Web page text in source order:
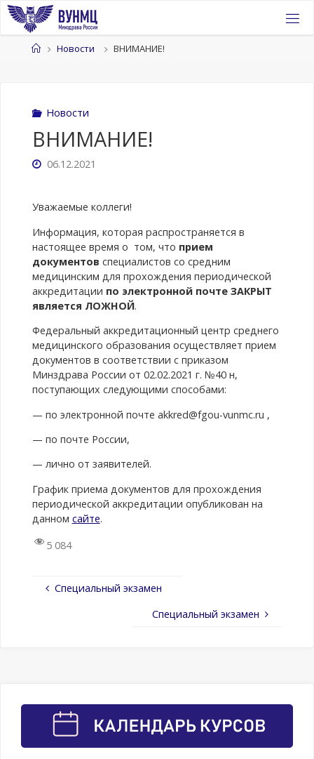
Перейти
содержимому
ГлавнаяНовости ВНИМАНИЕ!
Новости
ВНИМАНИЕ!
06.12.2021
Уважаемые коллеги!
Информация, которая распространяется в
настоящее время о том, что прием
документов специалистов со средним
медицинским для прохождения периодической
аккредитации по электронной почте ЗАКРЫТ
является ЛОЖНОЙ.
Федеральный аккредитационный центр среднего
медицинского образования осуществляет прием
документов в соответствии с приказом
Минздрава России от 02.02.2021 г. №40 н,
поступающих следующими способами:
— по электронной почте akkred@fgou-vunmc.ru ,
— по почте России,
— лично от заявителей.
График приема документов для прохождения
периодической аккредитации опубликован на
данном сайте.
5 084
Специальный экзамен
Специальный экзамен